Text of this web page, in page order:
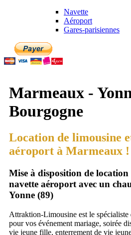
Navette
Aéroport
Gares-parisiennes
Marmeaux -
Bourgogne
Location de limousine
aéroport à Marmeaux !
Mise à disposition de location
navette aéroport avec un
Yonne (89)
Attraktion-Limousine est le
pour vos événement mariage, soirée
vie jeune fille, enterrement de vie